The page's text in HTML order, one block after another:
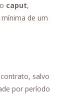
caput,
de um
salvo
por período